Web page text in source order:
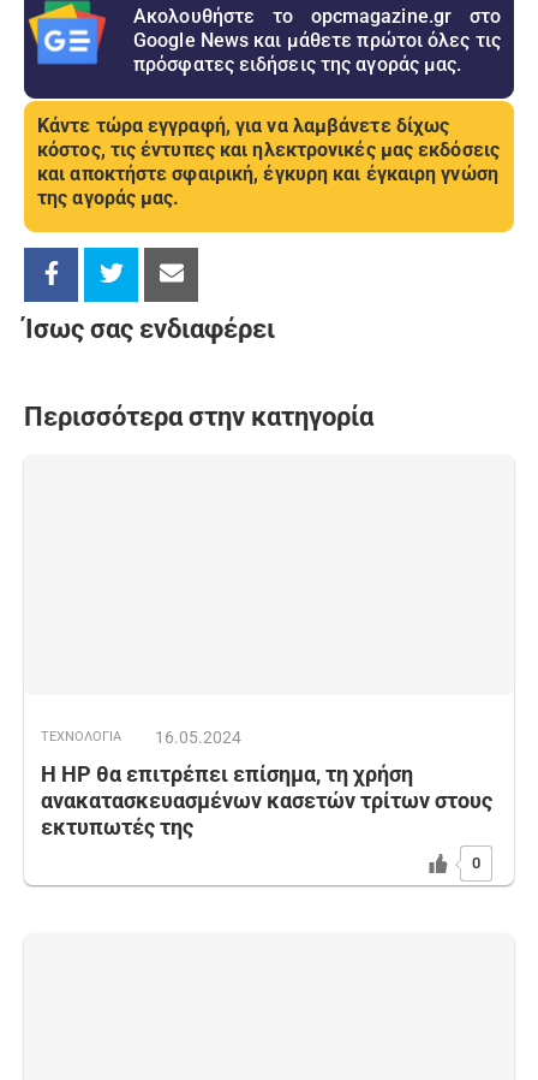
Ακολουθήστε το opcmagazine.gr στο
Google News και μάθετε πρώτοι όλες τις
πρόσφατες ειδήσεις της αγοράς μας.
Κάντε τώρα εγγραφή, για να λαμβάνετε δίχως
κόστος, τις έντυπες και ηλεκτρονικές μας εκδόσεις
και αποκτήστε σφαιρική, έγκυρη και έγκαιρη γνώση
της αγοράς μας.
Ίσως σας ενδιαφέρει
Περισσότερα στην κατηγορία
ΤΕΧΝΟΛΟΓΙΑ 16.05.2024
Η HP θα επιτρέπει επίσημα, τη χρήση
ανακατασκευασμένων κασετών τρίτων στους
εκτυπωτές της
0